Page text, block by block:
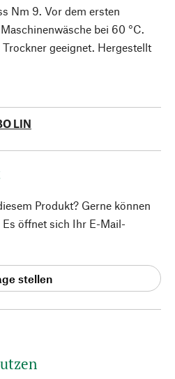
Nm 9. Vor dem ersten
bei 60 °C.
geeignet. Hergestellt
LIN
Produkt? Gerne können
Es öffnet sich Ihr E-Mail-
stellen